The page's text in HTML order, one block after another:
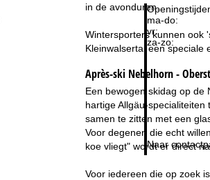
ma-do:
vr:
za-zo:
Naar
in de avonduren.
Wintersporters kunnen ook
Kleinwalsertal een speciale
Après-ski Nebelhorn -
Een bewogen skidag op de
hartige Allgäu-
samen te zitten met een
Voor degenen die echt
koe vliegt" wordt er direct
Voor iedereen die op zoek